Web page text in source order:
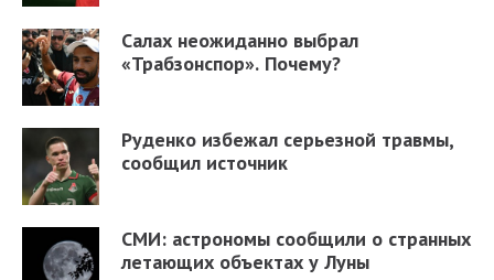
Салах неожиданно выбрал
«Трабзонспор». Почему?
Руденко избежал серьезной травмы,
сообщил источник
СМИ: астрономы сообщили о странных
летающих объектах у Луны